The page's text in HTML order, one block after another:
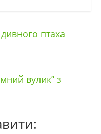
птаха
вулик” з